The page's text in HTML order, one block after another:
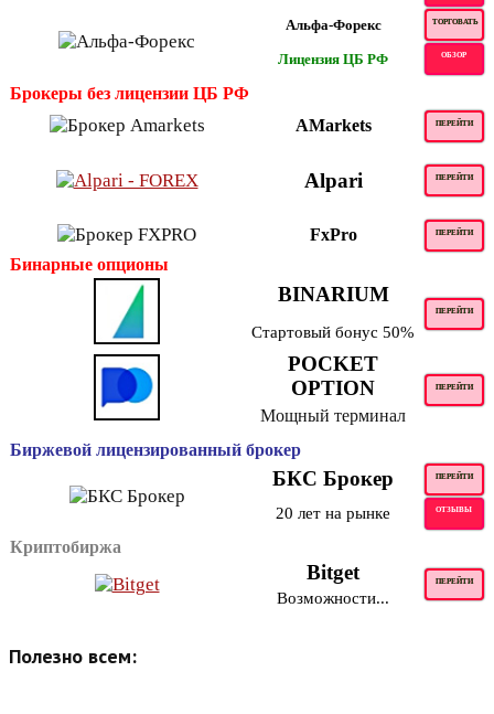
Альфа-Форекс ТОРГОВАТЬ
Лицензия ЦБ РФ ОБЗОР
Брокеры без лицензии ЦБ РФ
AMarkets
ПЕРЕЙТИ
Alpari ПЕРЕЙТИ
FxPro ПЕРЕЙТИ
Бинарные опционы
BINARIUM
ПЕРЕЙТИ
Стартовый бонус 50%
POCKET
OPTION
ПЕРЕЙТИ
Мощный терминал
Биржевой лицензированный брокер
БКС Брокер ПЕРЕЙТИ
20 лет на рынке ОТЗЫВЫ
Криптобиржа
Bitget ПЕРЕЙТИ
Возможности...
Полезно всем: